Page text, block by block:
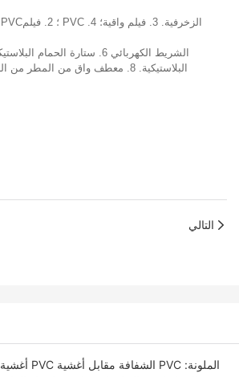
التالي
أغشية PVC الشفافة مقابل أغشية PVC الملونة: